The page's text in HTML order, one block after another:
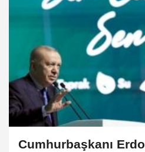
Cumhurbaşkanı